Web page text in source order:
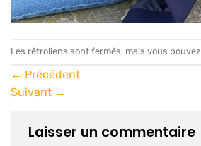
Les rétroliens sont fermés, mais vous pouvez
← Précédent
Suivant →
Laisser un commentaire